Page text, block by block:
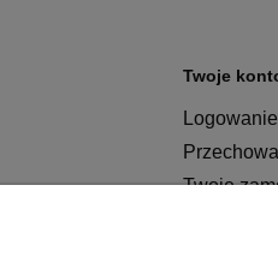
Twoje
Twoje